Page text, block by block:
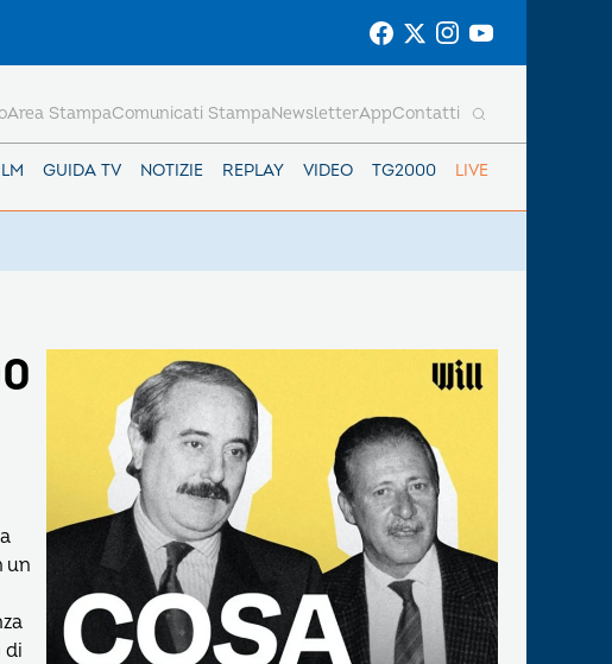
GUIDA TV NOTIZIE REPLAY VIDEO TG2000 LIVE
Area StampaComunicati StampaNewsletterAppContatti
un
di